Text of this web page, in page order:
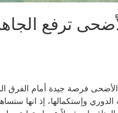
ترفع
فرصة جيدة أمام الفرق
الدوري وإستكمالها، إذ انها